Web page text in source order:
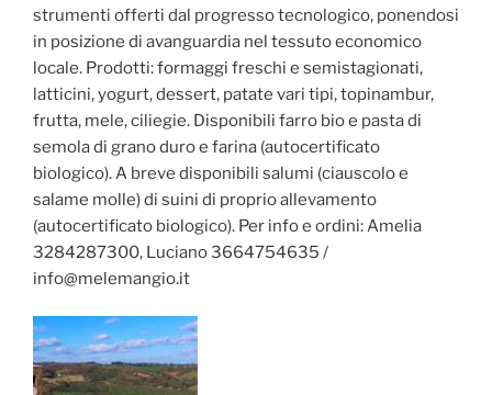
strumenti offerti dal progresso tecnologico, ponendosi
in posizione di avanguardia nel tessuto economico
locale. Prodotti: formaggi freschi e semistagionati,
latticini, yogurt, dessert, patate vari tipi, topinambur,
frutta, mele, ciliegie. Disponibili farro bio e pasta di
semola di grano duro e farina (autocertificato
biologico). A breve disponibili salumi (ciauscolo e
salame molle) di suini di proprio allevamento
(autocertificato biologico). Per info e ordini: Amelia
3284287300, Luciano 3664754635 /
info@melemangio.it